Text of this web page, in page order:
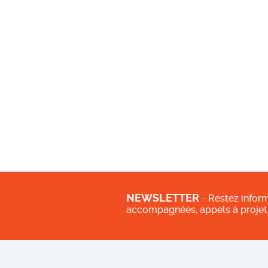
NEWSLETTER - Restez
accompagnées, appels à